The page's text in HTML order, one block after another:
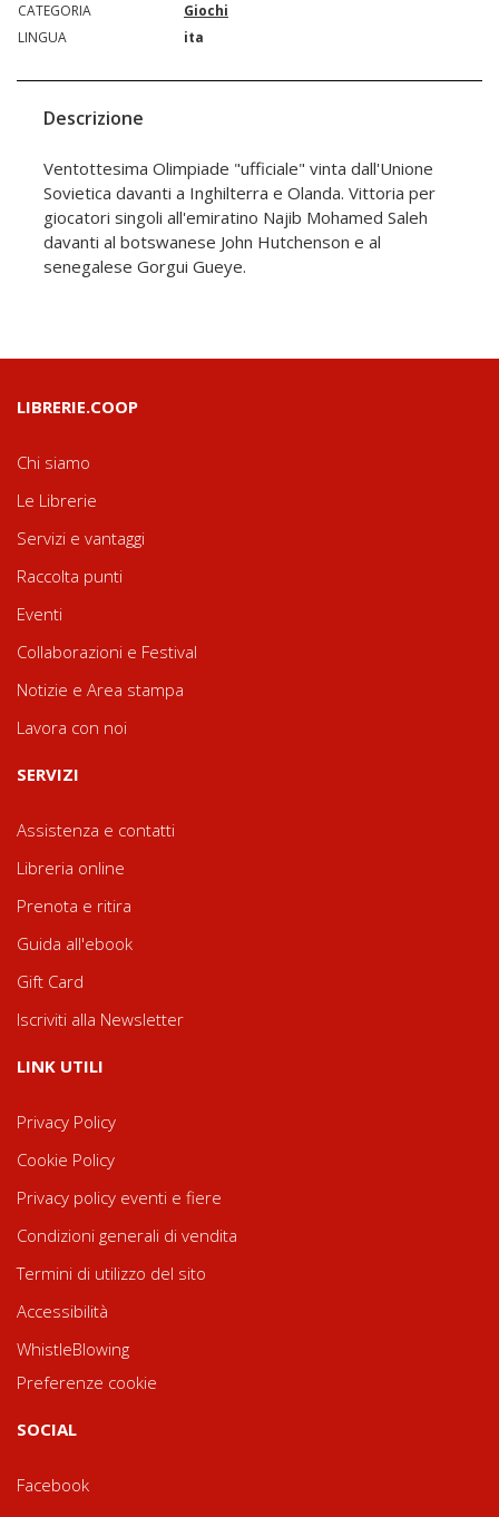
CATEGORIA
Giochi
LINGUA
ita
Descrizione
Ventottesima Olimpiade "ufficiale" vinta dall'Unione
Sovietica davanti a Inghilterra e Olanda. Vittoria per
giocatori singoli all'emiratino Najib Mohamed Saleh
davanti al botswanese John Hutchenson e al
senegalese Gorgui Gueye.
LIBRERIE.COOP
Chi siamo
Le Librerie
Servizi e vantaggi
Raccolta punti
Eventi
Collaborazioni e Festival
Notizie e Area stampa
Lavora con noi
SERVIZI
Assistenza e contatti
Libreria online
Prenota e ritira
Guida all'ebook
Gift Card
Iscriviti alla Newsletter
LINK UTILI
Privacy Policy
Cookie Policy
Privacy policy eventi e fiere
Condizioni generali di vendita
Termini di utilizzo del sito
Accessibilità
WhistleBlowing
Preferenze cookie
SOCIAL
Facebook